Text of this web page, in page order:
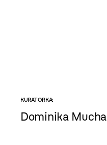
KURATORKA:
Dominika Mucha